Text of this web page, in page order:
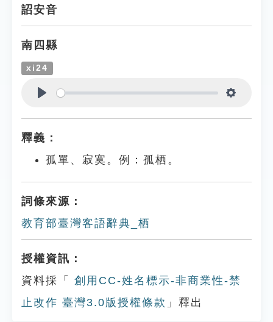
詔安音
南四縣
xi24
釋義：
孤單、寂寞。例：孤栖。
詞條來源：
教育部臺灣客語辭典_栖
授權資訊：
資料採「
創用CC-姓名標示-非商業性-禁
止改作 臺灣3.0版授權條款 」釋出